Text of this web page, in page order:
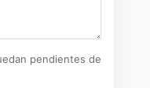
pendientes de